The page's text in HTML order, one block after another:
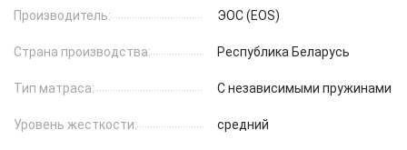
Производитель: ЭОС (EOS)
Страна производства: Республика Беларусь
Тип матраса: С независимыми пружинами
Уровень жесткости: средний